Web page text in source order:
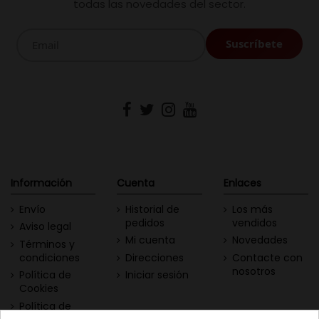
Información
Envío
Aviso legal
Términos y
condiciones
Política de
Cookies
Política de
Cuenta
Historial de
pedidos
Mi cuenta
Direcciones
Iniciar sesión
Enlaces
Los más
vendidos
Novedades
Contacte con
nosotros